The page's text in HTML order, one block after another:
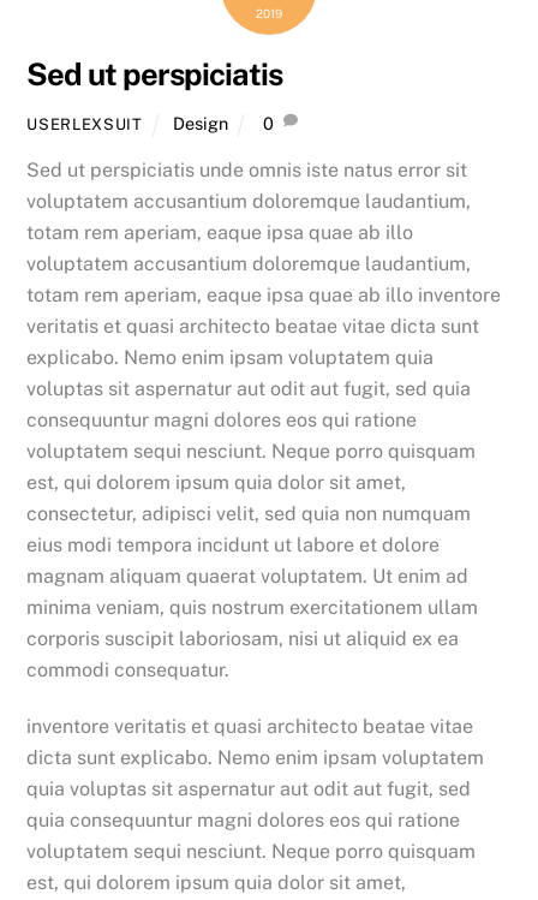
2019
Sed ut perspiciatis
USERLEXSUIT Design 0
Sed ut perspiciatis unde omnis iste natus error sit
voluptatem accusantium doloremque laudantium,
totam rem aperiam, eaque ipsa quae ab illo
voluptatem accusantium doloremque laudantium,
totam rem aperiam, eaque ipsa quae ab illo inventore
veritatis et quasi architecto beatae vitae dicta sunt
explicabo. Nemo enim ipsam voluptatem quia
voluptas sit aspernatur aut odit aut fugit, sed quia
consequuntur magni dolores eos qui ratione
voluptatem sequi nesciunt. Neque porro quisquam
est, qui dolorem ipsum quia dolor sit amet,
consectetur, adipisci velit, sed quia non numquam
eius modi tempora incidunt ut labore et dolore
magnam aliquam quaerat voluptatem. Ut enim ad
minima veniam, quis nostrum exercitationem ullam
corporis suscipit laboriosam, nisi ut aliquid ex ea
commodi consequatur.
inventore veritatis et quasi architecto beatae vitae
dicta sunt explicabo. Nemo enim ipsam voluptatem
quia voluptas sit aspernatur aut odit aut fugit, sed
quia consequuntur magni dolores eos qui ratione
voluptatem sequi nesciunt. Neque porro quisquam
est, qui dolorem ipsum quia dolor sit amet,